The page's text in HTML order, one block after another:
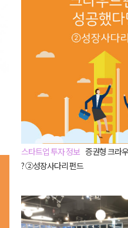
스타트업 투자 정보 증권형 크라
? ②성장사다리 펀드